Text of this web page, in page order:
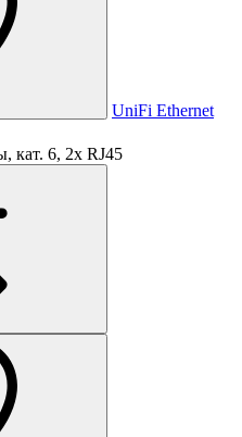
UniFi Ethernet
кат. 6, 2x RJ45